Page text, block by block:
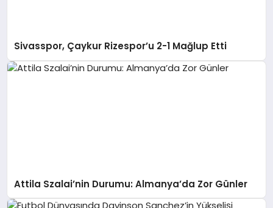
Sivasspor, Çaykur Rizespor’u 2-1 Mağlup Etti
Attila Szalai’nin Durumu: Almanya’da Zor Günler